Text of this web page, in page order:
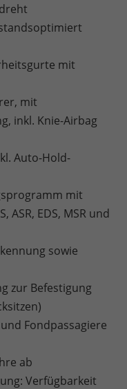
mit
mit
inkl. Knie-Airbag
Auto-Hold-
mit
ASR, EDS, MSR und
sowie
zur Befestigung
Fondpassagiere
ab
Verfügbarkeit